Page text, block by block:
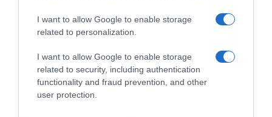
I want to allow Google to enable storage
related to personalization.
I want to allow Google to enable storage
related to security, including authentication
functionality and fraud prevention, and other
user protection.